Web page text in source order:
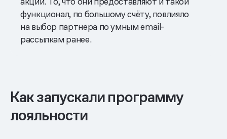
функционал, по большому счёту, повлияло
на выбор партнера по умным email-
рассылкам ранее.
Как запускали программу
лояльности